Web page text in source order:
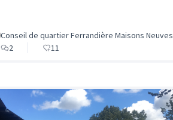
Conseil de quartier Ferrandière Maisons Neuves
2
11